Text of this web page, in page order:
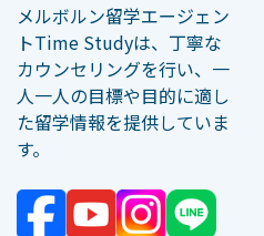
メルボルン留学エージェン
トTime Studyは、丁寧な
カウンセリングを行い、一
人一人の目標や目的に適し
た留学情報を提供していま
す。